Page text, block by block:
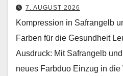
7. AUGUST 2026
Kompression in Safrangelb
Farben für die Gesundheit
Aus­druck: Mit Safrangelb
neues Farb­duo Einzug in